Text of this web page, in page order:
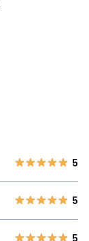
5
5